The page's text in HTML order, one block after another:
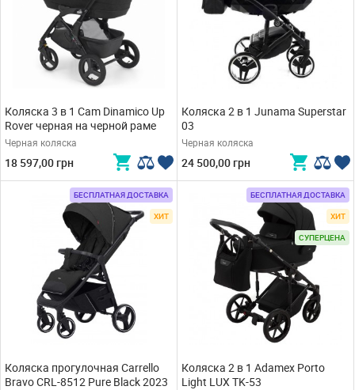
Коляска 3 в 1 Cam Dinamico Up
Rover черная на черной раме
Черная коляска
18 597,00 грн
Коляска 2 в 1 Junama Superstar
03
Черная коляска
24 500,00 грн
БЕСПЛАТНАЯ ДОСТАВКА
ХИТ
Коляска прогулочная Carrello
Bravo CRL-8512 Pure Black 2023
БЕСПЛАТНАЯ ДОСТАВКА
ХИТ
СУПЕРЦЕНА
Коляска 2 в 1 Adamex Porto
Light LUX TK-53